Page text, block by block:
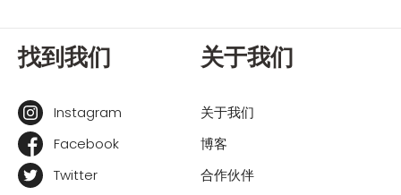
找到我们
Instagram
Facebook
Twitter
关于我们
关于我们
博客
合作伙伴